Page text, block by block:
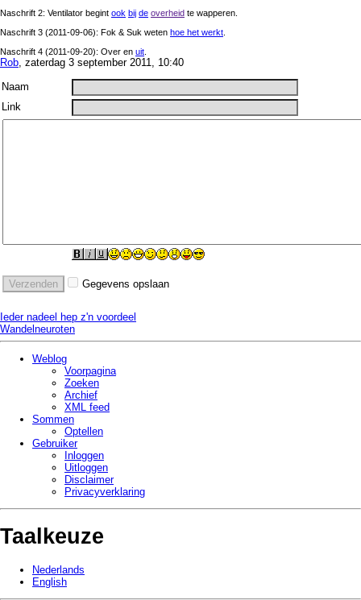
Naschrift 2: Ventilator begint ook bij de overheid te wapperen.
Naschrift 3 (2011-09-06): Fok & Suk weten hoe het werkt
Naschrift 4 (2011-09-20): Over en uit
Rob, zaterdag 3 september 2011, 10:40
Naam
Link
Gegevens opslaan
Ieder nadeel hep z'n voordeel
Wandelneuroten
Weblog
Voorpagina
Zoeken
Archief
XML feed
Sommen
Optellen
Gebruiker
Inloggen
Uitloggen
Disclaimer
Privacy­verklaring
Taalkeuze
Nederlands
English